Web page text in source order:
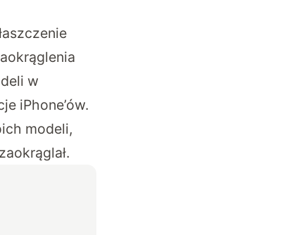
w
iPhone’ów.
modeli,